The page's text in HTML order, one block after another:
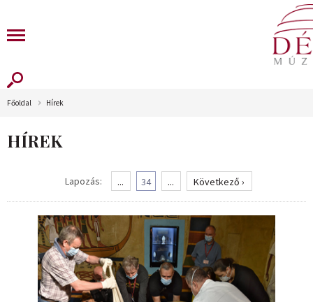
Főoldal Hírek
HÍREK
Lapozás: ... 34 ... Következő ›